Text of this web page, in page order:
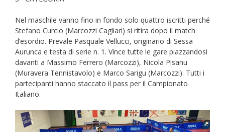
Nel maschile vanno fino in fondo solo quattro iscritti perché
Stefano Curcio (Marcozzi Cagliari) si ritira dopo il match
d’esordio. Prevale Pasquale Vellucci, originario di Sessa
Aurunca e testa di serie n. 1. Vince tutte le gare piazzandosi
davanti a Massimo Ferrero (Marcozzi), Nicola Pisanu
(Muravera Tennistavolo) e Marco Sarigu (Marcozzi). Tutti i
partecipanti hanno staccato il pass per il Campionato
Italiano.